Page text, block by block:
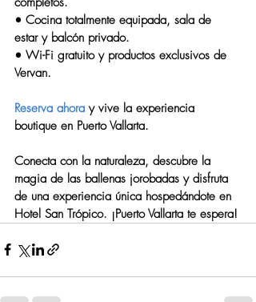
• Cocina totalmente equipada, sala de
estar y balcón privado.
• Wi-Fi gratuito y productos exclusivos de
Vervan.
Reserva ahora y vive la experiencia
boutique en Puerto Vallarta.
Conecta con la naturaleza, descubre la
magia de las ballenas jorobadas y disfruta
de una experiencia única hospedándote en
Hotel San Trópico. ¡Puerto Vallarta te espera!